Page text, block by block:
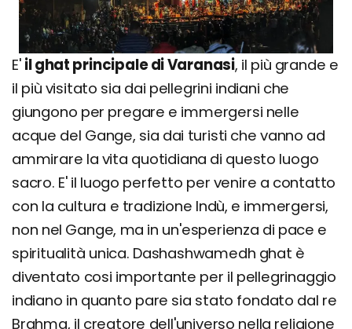
E' il ghat principale di Varanasi, il più grande e
il più visitato sia dai pellegrini indiani che
giungono per pregare e immergersi nelle
acque del Gange, sia dai turisti che vanno ad
ammirare la vita quotidiana di questo luogo
sacro. E' il luogo perfetto per venire a contatto
con la cultura e tradizione Indù, e immergersi,
non nel Gange, ma in un'esperienza di pace e
spiritualità unica. Dashashwamedh ghat è
diventato cosi importante per il pellegrinaggio
indiano in quanto pare sia stato fondato dal re
Brahma, il creatore dell'universo nella religione